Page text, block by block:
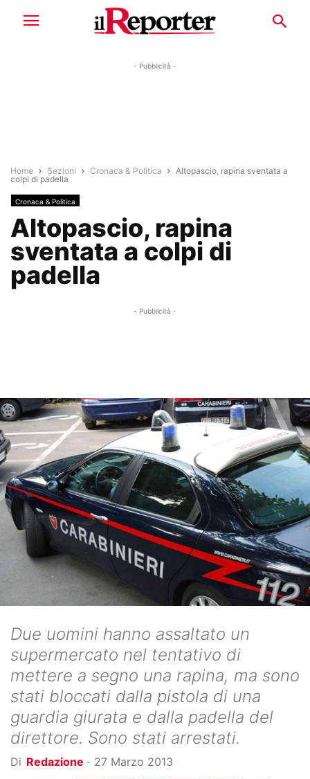
- Pubblicità -
Home Sezioni Cronaca & Politica
Altopascio, rapina sventata a
colpi di padella
Cronaca & Politica
Altopascio, rapina
sventata a colpi di
padella
- Pubblicità -
Due uomini hanno assaltato un
supermercato nel tentativo di
mettere a segno una rapina, ma sono
stati bloccati dalla pistola di una
guardia giurata e dalla padella del
direttore. Sono stati arrestati.
Di Redazione - 27 Marzo 2013